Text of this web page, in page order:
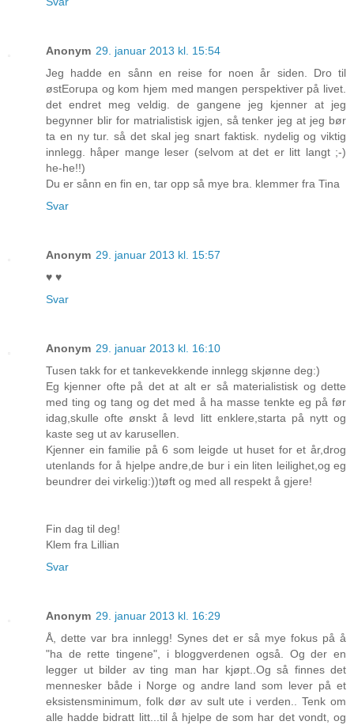
Anonym 29. januar 2013 kl. 15:54
Jeg hadde en sånn en reise for noen år siden. Dro til
østEorupa og kom hjem med mangen perspektiver på livet.
det endret meg veldig. de gangene jeg kjenner at jeg
begynner blir for matrialistisk igjen, så tenker jeg at jeg bør
ta en ny tur. så det skal jeg snart faktisk. nydelig og viktig
innlegg. håper mange leser (selvom at det er litt langt ;-)
he-he!!)
Du er sånn en fin en, tar opp så mye bra. klemmer fra Tina
Svar
Anonym 29. januar 2013 kl. 15:57
♥ ♥
Svar
Anonym 29. januar 2013 kl. 16:10
Tusen takk for et tankevekkende innlegg skjønne deg:)
Eg kjenner ofte på det at alt er så materialistisk og dette
med ting og tang og det med å ha masse tenkte eg på før
idag,skulle ofte ønskt å levd litt enklere,starta på nytt og
kaste seg ut av karusellen.
Kjenner ein familie på 6 som leigde ut huset for et år,drog
utenlands for å hjelpe andre,de bur i ein liten leilighet,og eg
beundrer dei virkelig:))tøft og med all respekt å gjere!
Fin dag til deg!
Klem fra Lillian
Svar
Anonym 29. januar 2013 kl. 16:29
Å, dette var bra innlegg! Synes det er så mye fokus på å
"ha de rette tingene", i bloggverdenen også. Og der en
legger ut bilder av ting man har kjøpt..Og så finnes det
mennesker både i Norge og andre land som lever på et
eksistensminimum, folk dør av sult ute i verden.. Tenk om
alle hadde bidratt litt...til å hjelpe de som har det vondt, og